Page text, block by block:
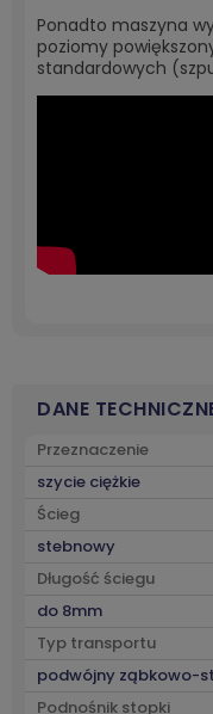
Ponadto maszyna
poziomy
standardowych
DANE
Przeznaczenie
szycie ciężkie
Ścieg
stebnowy
Długość ściegu
do 8mm
Typ transportu
podwójny ząbkowo-
Podnośnik stopki